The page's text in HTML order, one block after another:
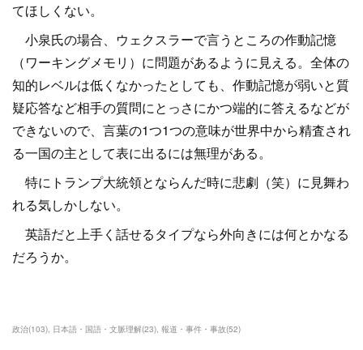
てほしくない。
小泉氏の場合、ウェクスラーで言うところの作動記憶
（ワーキングメモリ）に問題があるように見える。全体の
知的レベルは低くなかったとしても、作動記憶が弱いと質
疑応答など相手の質問にとっさにかつ端的に答えるなどが
できないので、言葉の1つ1つの意味が世界中から精査され
る一国の主として表に出るには無理がある。
特にトランプ大統領とならんだ時に悲劇（笑）に見舞わ
れる気しかしない。
英語だと上手く話せるタイプなら外向きには何とかなる
だろうか。
政治(103) 日本語・国語・文脈理解(23) 報道・事件・事故(52)